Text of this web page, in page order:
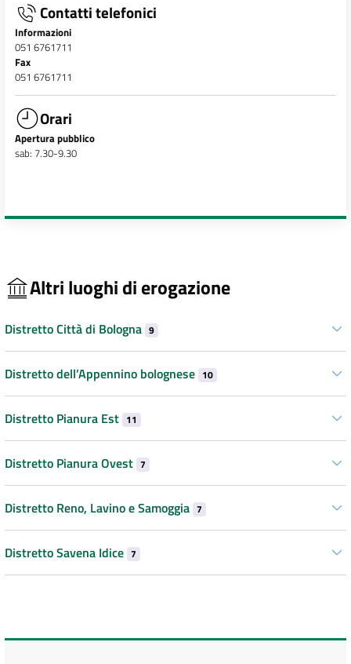
Contatti telefonici
Informazioni
051 6761711
Fax
051 6761711
Orari
Apertura pubblico
sab: 7.30-9.30
Altri luoghi di erogazione
Distretto Città di Bologna 9
Distretto dell’Appennino bolognese 10
Distretto Pianura Est 11
Distretto Pianura Ovest 7
Distretto Reno, Lavino e Samoggia 7
Distretto Savena Idice 7